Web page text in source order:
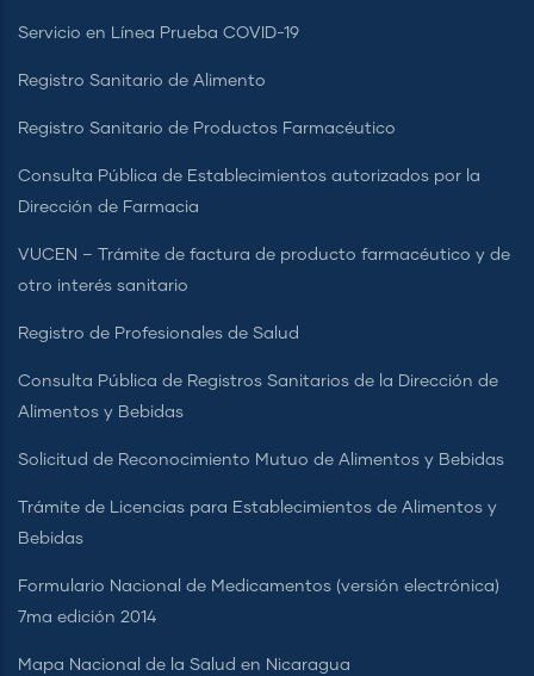
Servicio en Línea Prueba COVID-19
Registro Sanitario de Alimento
Registro Sanitario de Productos Farmacéutico
Consulta Pública de Establecimientos autorizados por la
Dirección de Farmacia
VUCEN – Trámite de factura de producto farmacéutico y de
otro interés sanitario
Registro de Profesionales de Salud
Consulta Pública de Registros Sanitarios de la Dirección de
Alimentos y Bebidas
Solicitud de Reconocimiento Mutuo de Alimentos y Bebidas
Trámite de Licencias para Establecimientos de Alimentos y
Bebidas
Formulario Nacional de Medicamentos (versión electrónica)
7ma edición 2014
Mapa Nacional de la Salud en Nicaragua